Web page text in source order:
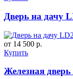
Дверь на дачу
от 14 500 р.
Купить
Железная